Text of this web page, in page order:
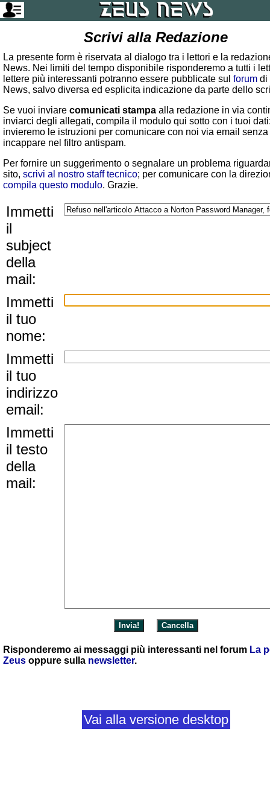
Scrivi alla Redazione
La presente form è riservata al dialogo tra i lettori e la
News. Nei limiti del tempo disponibile risponderemo a tutti i
lettere più interessanti potranno essere pubblicate sul forum di
News, salvo diversa ed esplicita indicazione da parte dello
Se vuoi inviare comunicati stampa alla redazione in via
inviarci degli allegati, compila il modulo qui sotto con i tuoi
invieremo le istruzioni per comunicare con noi via email senza
incappare nel filtro antispam.
Per fornire un suggerimento o segnalare un problema
sito, scrivi al nostro staff tecnico; per comunicare con la
compila questo modulo. Grazie.
Immetti
il
subject
della
mail:
Immetti
il tuo
nome:
Immetti
il tuo
indirizzo
email:
Immetti
il testo
della
mail:
Risponderemo ai messaggi più interessanti nel forum La
Zeus oppure sulla newsletter.
Vai alla versione desktop